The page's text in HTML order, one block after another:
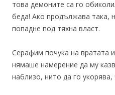
това демоните са го
беда! Ако продължава така,
попадне под тяхна власт.
Серафим почука на вратата
нямаше намерение да му
наблизо, нито да го